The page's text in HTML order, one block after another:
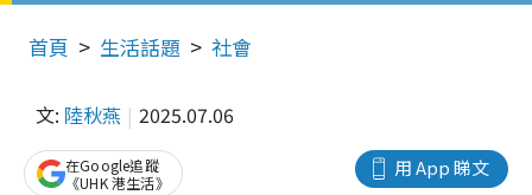
首頁 生活話題 社會
文: 陸秋燕 2025.07.06
用 App 睇文
在Google追蹤
《UHK 港生活》